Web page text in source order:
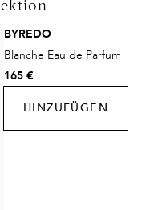
MwSt. - beachten
Für den Versand ins
BYREDO
Blanche Eau de Parfum
165 €
HINZUFÜGEN